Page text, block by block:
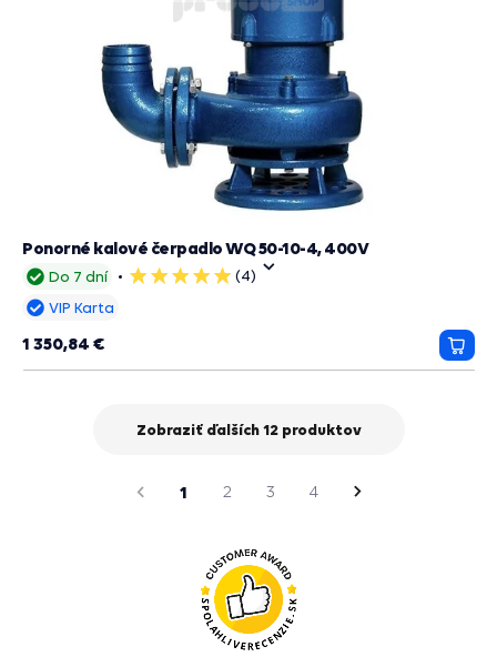
Do 7 dní
5
(4)
Ponorné kalové čerpadlo WQ 50-10-4, 400V
VIP Karta
1 350,84 €
do
Zobraziť ďalších 12 produktov
1 2 3 4
Nasledujúca